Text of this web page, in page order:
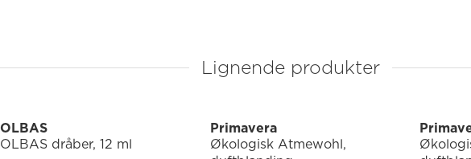
Lignende produkter
OLBAS
OLBAS dråber, 12 ml
Primavera
Økologisk Atmewohl,